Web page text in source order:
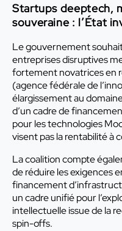
Startups deeptech,
souveraine : l’État
Le gouvernement
entreprises disruptives
fortement novatrices en
(agence fédérale de
élargissement au
d’un cadre de
pour les technologies
visent pas la rentabilité à
La coalition compte
de réduire les exigences
financement
un cadre unifié pour
intellectuelle issue de la
spin-offs.